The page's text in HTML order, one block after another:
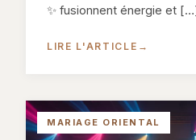
✨ fusionnent énergie et
LIRE L'ARTICLE →
MARIAGE ORIENTAL